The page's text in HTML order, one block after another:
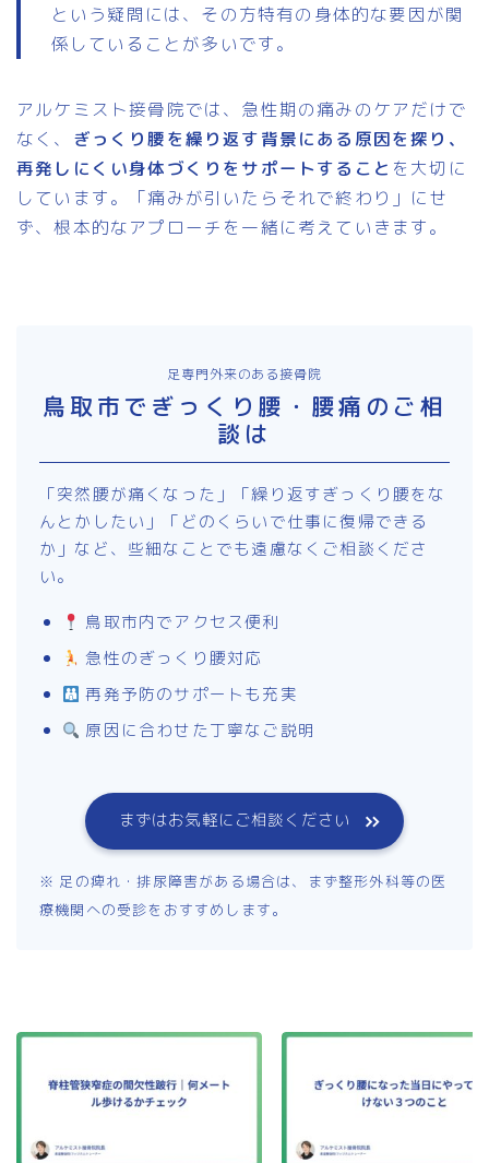
という疑問には、その方特有の身体的な要因が関
係していることが多いです。
アルケミスト接骨院では、急性期の痛みのケアだけで
なく、 ぎっくり腰を繰り返す背景にある原因を探り、
再発しにくい身体づくりをサポートすること を大切に
しています。「痛みが引いたらそれで終わり」にせ
ず、根本的なアプローチを一緒に考えていきます。
足専門外来のある接骨院
鳥取市でぎっくり腰・腰痛のご相
談は
「突然腰が痛くなった」「繰り返すぎっくり腰をな
んとかしたい」「どのくらいで仕事に復帰できる
か」など、些細なことでも遠慮なくご相談くださ
い。
鳥取市内でアクセス便利
急性のぎっくり腰対応
再発予防のサポートも充実
原因に合わせた丁寧なご説明
まずはお気軽にご相談ください
※ 足の痺れ・排尿障害がある場合は、まず整形外科等の医
療機関への受診をおすすめします。